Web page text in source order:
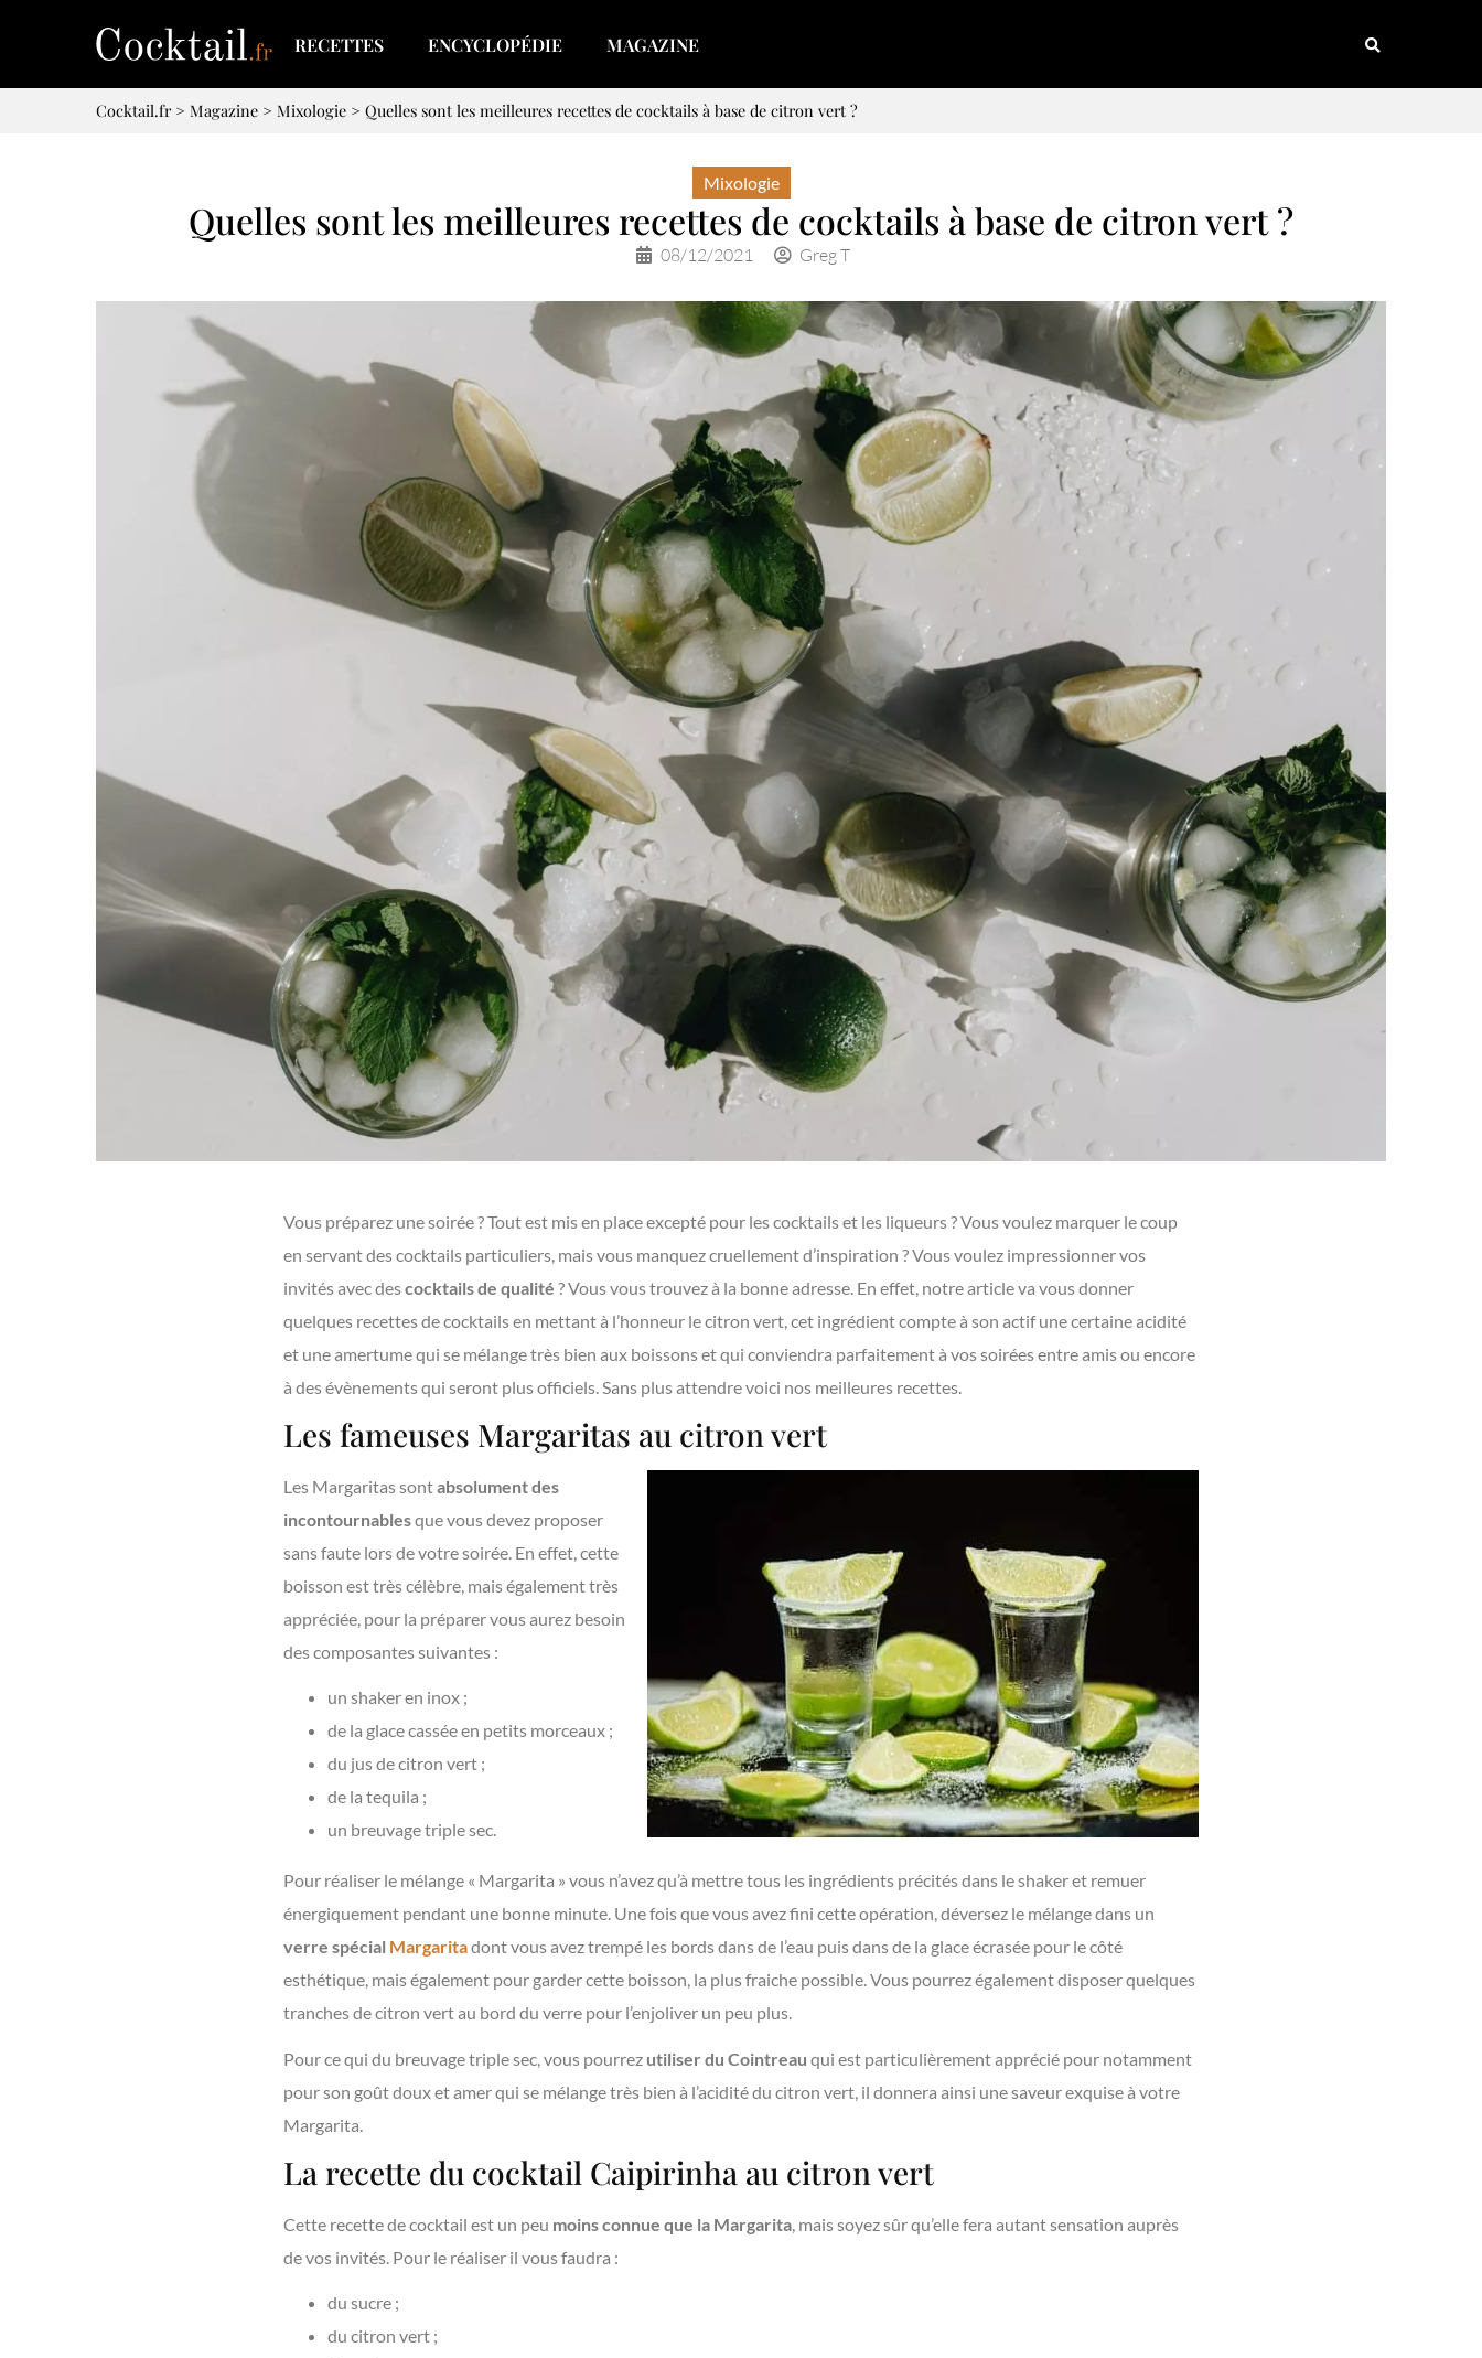
RECETTES ENCYCLOPÉDIE MAGAZINE
Cocktail.fr> Magazine > Mixologie > Quelles sont les meilleures recettes de cocktails à base de citron vert ?
Mixologie
Quelles sont les meilleures recettes de cocktails à base de citron vert ?
08/12/2021 Greg T
Vous préparez une soirée ? Tout est mis en place excepté pour les cocktails et les liqueurs ? Vous voulez marquer le coup
en servant des cocktails particuliers, mais vous manquez cruellement d’inspiration ? Vous voulez impressionner vos
invités avec descocktails de qualité ? Vous vous trouvez à la bonne adresse. En effet, notre article va vous donner
quelques recettes de cocktails en mettant à l’honneur le citron vert, cet ingrédient compte à son actif une certaine acidité
et une amertume qui se mélange très bien aux boissons et qui conviendra parfaitement à vos soirées entre amis ou encore
à des évènements qui seront plus officiels. Sans plus attendre voici nos meilleures recettes.
Les fameuses Margaritas au citron vert
Les Margaritas sontabsolument des
incontournablesque vous devez proposer
sans faute lors de votre soirée. En effet, cette
boisson est très célèbre, mais également très
appréciée, pour la préparer vous aurez besoin
des composantes suivantes :
un shaker en inox ;
de la glace cassée en petits morceaux ;
du jus de citron vert ;
de la tequila ;
un breuvage triple sec.
Pour réaliser le mélange « Margarita » vous n’avez qu’à mettre tous les ingrédients précités dans le shaker et remuer
énergiquement pendant une bonne minute. Une fois que vous avez fini cette opération, déversez le mélange dans un
verre spécial Margaritadont vous avez trempé les bords dans de l’eau puis dans de la glace écrasée pour le côté
esthétique, mais également pour garder cette boisson, la plus fraiche possible. Vous pourrez également disposer quelques
tranches de citron vert au bord du verre pour l’enjoliver un peu plus.
Pour ce qui du breuvage triple sec, vous pourrez utiliser du Cointreau qui est particulièrement apprécié pour notamment
pour son goût doux et amer qui se mélange très bien à l’acidité du citron vert, il donnera ainsi une saveur exquise à votre
Margarita.
La recette du cocktail Caipirinha au citron vert
Cette recette de cocktail est un peu moins connue que la Margarita , mais soyez sûr qu’elle fera autant sensation auprès
de vos invités. Pour le réaliser il vous faudra :
du sucre ;
du citron vert ;